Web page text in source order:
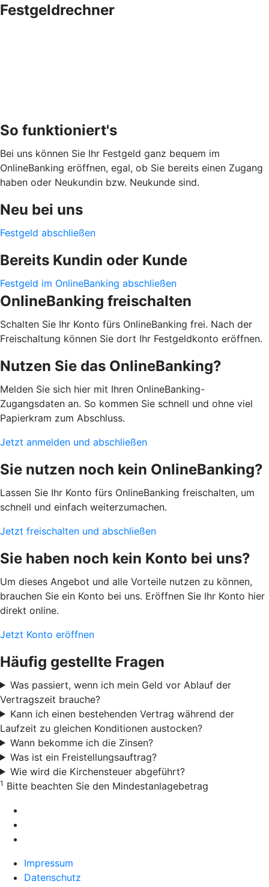
Festgeldrechner
So funktioniert's
Bei uns können Sie Ihr Festgeld ganz bequem im
OnlineBanking eröffnen, egal, ob Sie bereits einen Zugang
haben oder Neukundin bzw. Neukunde sind.
Neu bei uns
Festgeld abschließen
Bereits Kundin oder Kunde
Festgeld im OnlineBanking abschließen
OnlineBanking freischalten
Schalten Sie Ihr Konto fürs OnlineBanking frei. Nach der
Freischaltung können Sie dort Ihr Festgeldkonto eröffnen.
Nutzen Sie das OnlineBanking?
Melden Sie sich hier mit Ihren OnlineBanking-
Zugangsdaten an. So kommen Sie schnell und ohne viel
Papierkram zum Abschluss.
Jetzt anmelden und abschließen
Sie nutzen noch kein OnlineBanking?
Lassen Sie Ihr Konto fürs OnlineBanking freischalten, um
schnell und einfach weiterzumachen.
Jetzt freischalten und abschließen
Sie haben noch kein Konto bei uns?
Um dieses Angebot und alle Vorteile nutzen zu können,
brauchen Sie ein Konto bei uns. Eröffnen Sie Ihr Konto hier
direkt online.
Jetzt Konto eröffnen
Häufig gestellte Fragen
Was passiert, wenn ich mein Geld vor Ablauf der
Vertragszeit brauche?
Kann ich einen bestehenden Vertrag während der
Laufzeit zu gleichen Konditionen austocken?
Wann bekomme ich die Zinsen?
Was ist ein Freistellungsauftrag?
Wie wird die Kirchensteuer abgeführt?
1 Bitte beachten Sie den Mindestanlagebetrag
Impressum
Datenschutz